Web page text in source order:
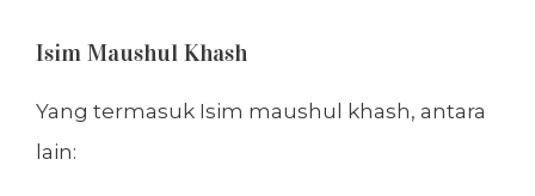
Isim Maushul Khash
Yang termasuk Isim maushul khash, antara
lain: